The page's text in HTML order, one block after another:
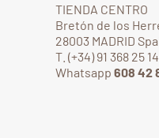
TIENDA CENTRO
Bretón de los
28003 MADRID
T. (+34) 91 368 25 14
Whatsapp 608 42